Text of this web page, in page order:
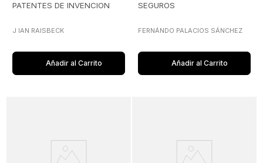
PATENTES DE INVENCION
J IAN RAISBECK
Añadir al Carrito
SEGUROS
FERNÁNDO PALACIOS SÁNCHEZ
Añadir al Carrito